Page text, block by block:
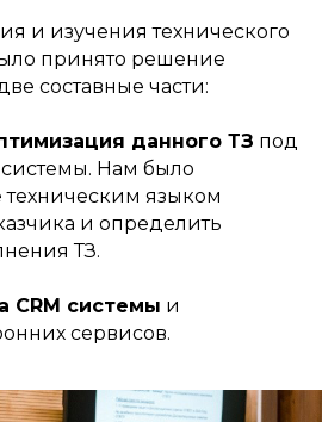
и изучения технического
принято решение
составные части:
данного ТЗ под
Нам было
языком
и определить
ТЗ.
CRM системы и
сервисов.